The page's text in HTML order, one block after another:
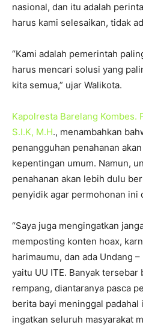
nasional, dan itu adalah
harus kami selesaikan, tidak
“Kami adalah pemerintah
harus mencari solusi yang
kita semua,” ujar Walikota.
Kapolresta Barelang Kombes.
S.I.K, M.H., menambahkan
penangguhan penahanan
kepentingan umum. Namun,
penahanan akan lebih dulu
penyidik agar permohonan ini
“Saya juga mengingatkan
memposting konten hoax,
harimaumu, dan ada Undang
yaitu UU ITE. Banyak tersebar
rempang, diantaranya pasca
berita bayi meninggal padahal
ingatkan seluruh masyarakat